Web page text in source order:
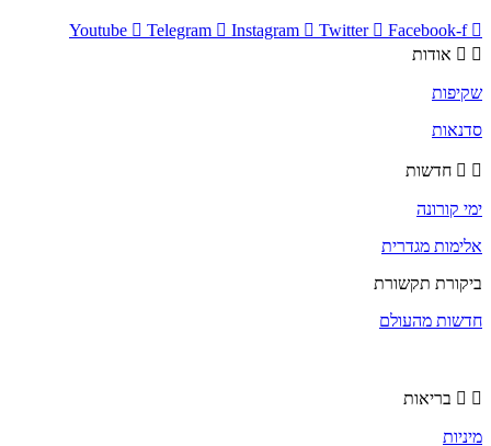
Youtube Telegram Instagram Twitter
Facebook-f
אודות
שקיפות
סדנאות
חדשות
ימי קורונה
אלימות מגדרית
ביקורת תקשורת
חדשות מהעולם
בריאות
מיניות